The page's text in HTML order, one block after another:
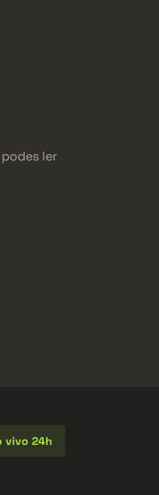
ler
vivo 24h